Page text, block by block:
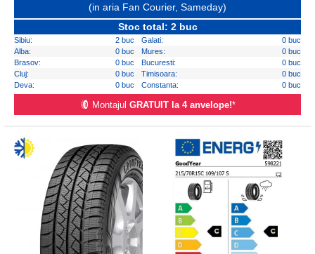
(in aria Fan Courier, Sameday)
Stoc total: 2 buc
Sibiu: 2 buc Galati:
0 buc
Alba:
0 buc Mures:
0 buc
Brasov:
0 buc Bucuresti:
0 buc
Cluj:
0 buc Timisoara:
0 buc
Deva:
0 buc Constanta: 0 buc
Montajul GRATUIT la 4 anvelope!*